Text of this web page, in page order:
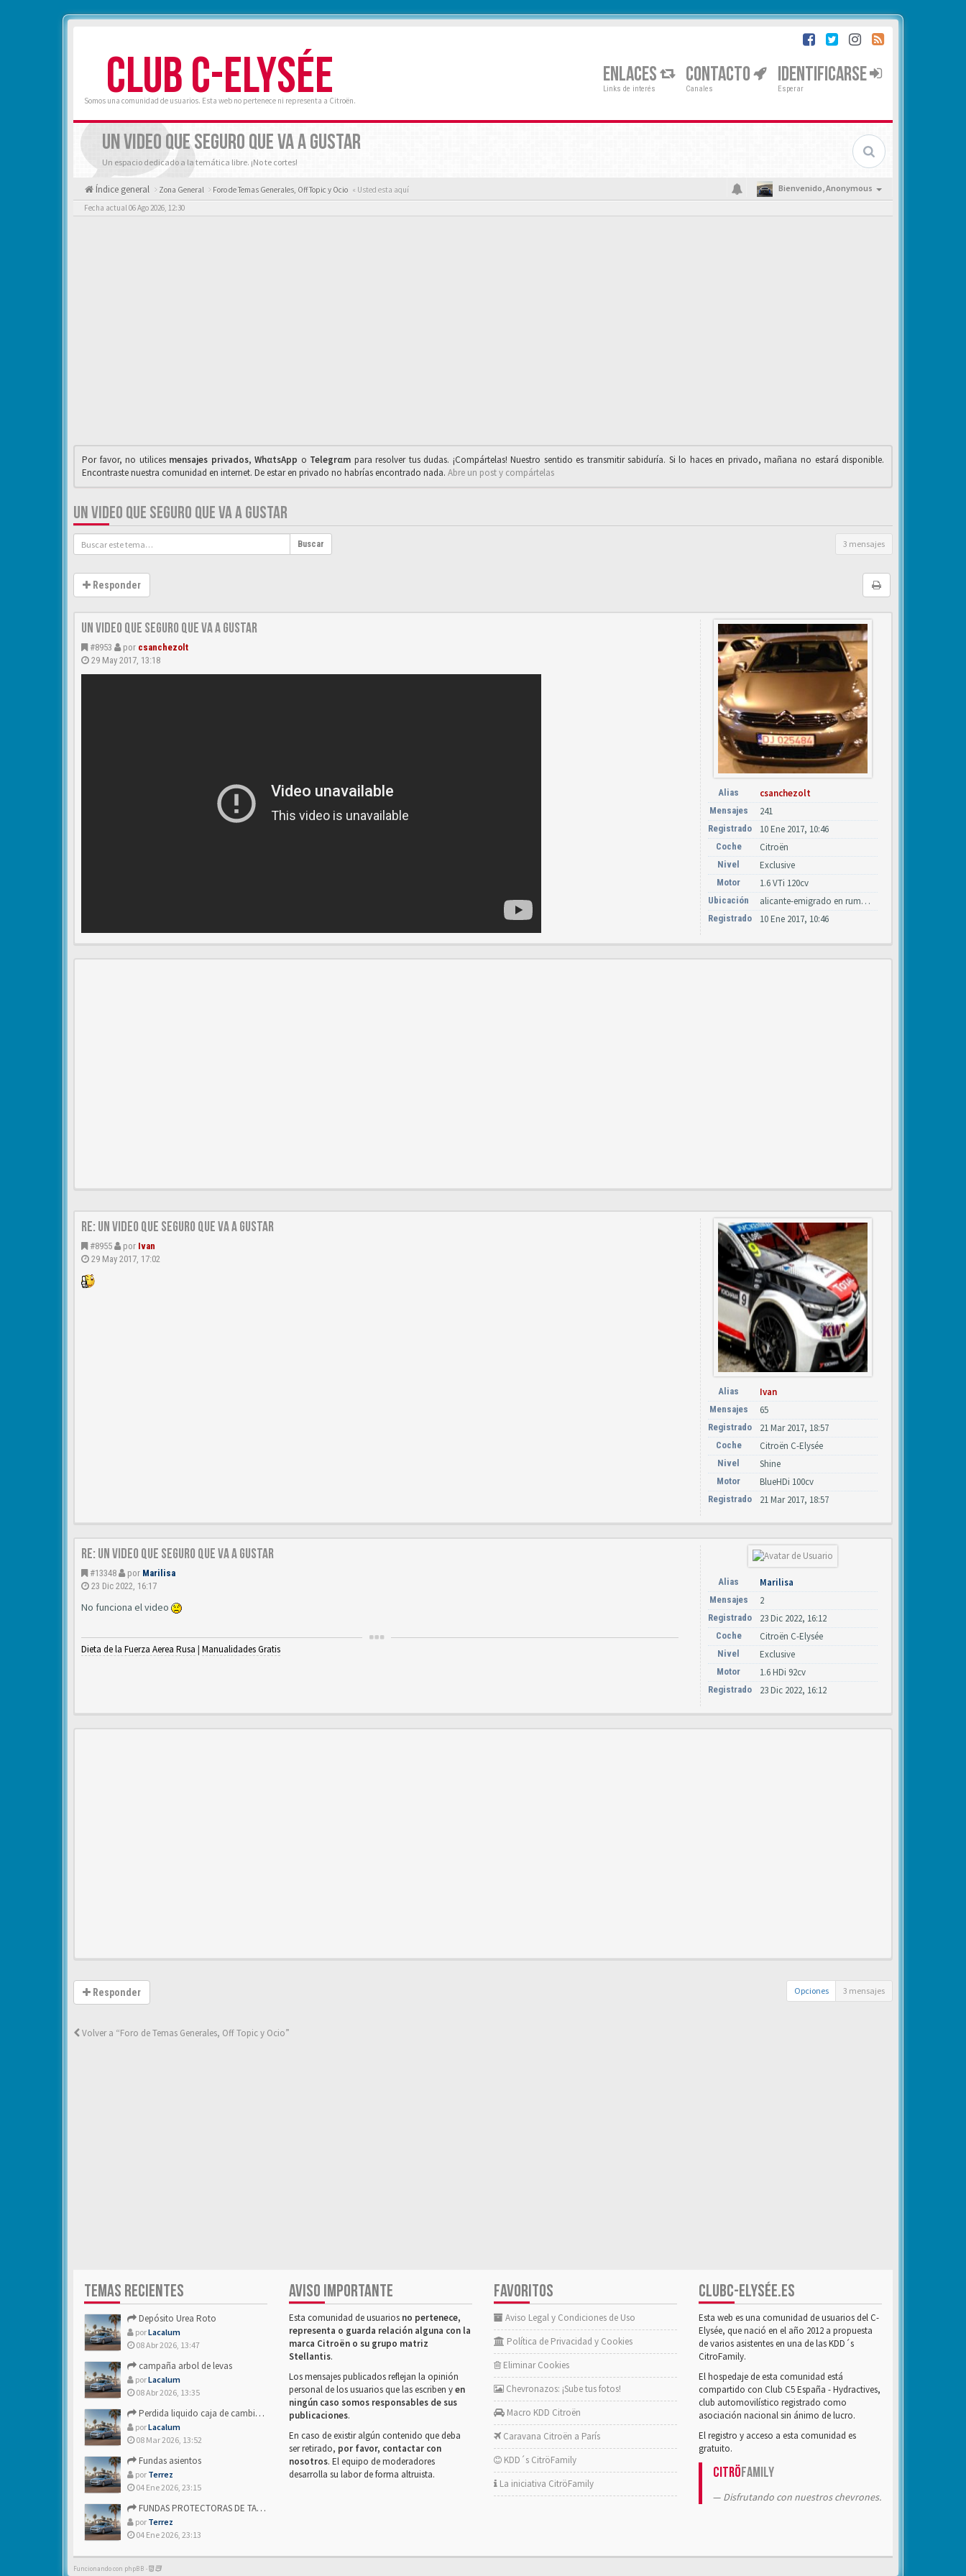
CLUB C-ELYSÉE
Somos una comunidad de usuarios. Esta web no pertenece ni representa a Citroën.
ENLACES
Links de interés
CONTACTO
Canales
IDENTIFICARSE
Esperar
UN VIDEO QUE SEGURO QUE VA A GUSTAR
Un espacio dedicado a la temática libre. ¡No te cortes!
Índice general Zona General Foro de Temas Generales, Off Topic y Ocio « Usted esta aquí Bienvenido,Anonymous
Fecha actual 06 Ago 2026, 12:30
Por favor, no utilices mensajes privados,WhαtsApp o Telegrαm para resolver tus dudas. ¡Compártelas! Nuestro sentido es transmitir sabiduría. Si lo haces en privado, mañana no estará disponible.
Encontraste nuestra comunidad en internet. De estar en privado no habrías encontrado nada. Abre un post y compártelas
UN VIDEO QUE SEGURO QUE VA A GUSTAR
Buscar 3 mensajes
Responder
un video que seguro que va a gustar
#8953 por csanchezolt
29 May 2017, 13:18
Alias csanchezolt
Mensajes 241
Registrado 10 Ene 2017, 10:46
Coche Citroën
Nivel Exclusive
Motor 1.6 VTi 120cv
Ubicación alicante-emigrado en rumania por trabajo
Registrado 10 Ene 2017, 10:46
Re: un video que seguro que va a gustar
#8955 por Ivan
29 May 2017, 17:02
Alias Ivan
Mensajes 65
Registrado 21 Mar 2017, 18:57
Coche Citroën C-Elysée
Nivel Shine
Motor BlueHDi 100cv
Registrado 21 Mar 2017, 18:57
Re: un video que seguro que va a gustar
#13348 por Marilisa
23 Dic 2022, 16:17
No funciona el video
Dieta de la Fuerza Aerea Rusa | Manualidades Gratis
Alias Marilisa
Mensajes 2
Registrado 23 Dic 2022, 16:12
Coche Citroën C-Elysée
Nivel Exclusive
Motor 1.6 HDi 92cv
Registrado 23 Dic 2022, 16:12
Responder Opciones 3 mensajes
Volver a “Foro de Temas Generales, Off Topic y Ocio”
TEMAS RECIENTES
Depósito Urea Roto
porLacalum
08 Abr 2026, 13:47
campaña arbol de levas
porLacalum
08 Abr 2026, 13:35
Perdida liquido caja de cambios- Alguien sabria decirme
porLacalum
08 Mar 2026, 13:52
Fundas asientos
por Terrez
04 Ene 2026, 23:15
FUNDAS PROTECTORAS DE TAPICERIA
por Terrez
04 Ene 2026, 23:13
AVISO IMPORTANTE
Esta comunidad de usuarios no pertenece,
representa o guarda relación alguna con la
marca Citroën o su grupo matriz
Stellantis.
Los mensajes publicados reflejan la opinión
personal de los usuarios que las escriben yen
ningún caso somos responsables de sus
publicaciones.
En caso de existir algún contenido que deba
ser retirado, por favor, contactar con
nosotros. El equipo de moderadores
desarrolla su labor de forma altruista.
FAVORITOS
Aviso Legal y Condiciones de Uso
Política de Privacidad y Cookies
Eliminar Cookies
Chevronazos: ¡Sube tus fotos!
Macro KDD Citroën
Caravana Citroën a París
KDD´s CitröFamily
La iniciativa CitröFamily
CLUBC-ELYSÉE.ES
Esta web es una comunidad de usuarios del C-
Elysée, que nació en el año 2012 a propuesta
de varios asistentes en una de las KDD´s
CitroFamily.
El hospedaje de esta comunidad está
compartido con Club C5 España - Hydractives,
club automovilístico registrado como
asociación nacional sin ánimo de lucro.
El registro y acceso a esta comunidad es
gratuito.
CitröFamily
Disfrutando con nuestros chevrones.
Funcionando con phpBB -